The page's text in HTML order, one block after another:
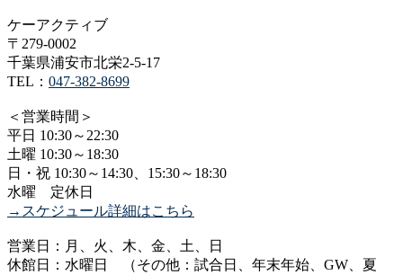
ケーアクティブ
〒279-0002
千葉県浦安市北栄2-5-17
TEL： 047-382-8699
＜営業時間＞
平日 10:30～22:30
土曜 10:30～18:30
日・祝 10:30～14:30、15:30～18:30
水曜 定休日
→スケジュール詳細はこちら
営業日：月、火、木、金、土、日
休館日：水曜日 （その他：試合日、年末年始、GW、夏